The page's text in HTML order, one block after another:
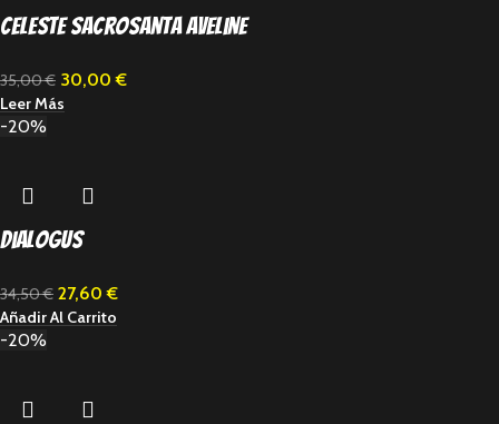
Celeste sacrosanta Aveline
35,00€ 30,00€
Leer Más
-20%
Dialogus
34,50€ 27,60€
Añadir Al Carrito
-20%